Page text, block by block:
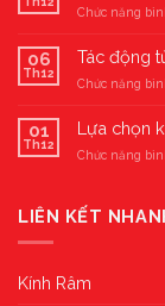
Chức năng
06
Th12
Tác động
Chức năng
01
Th12
Lựa chọn
Chức năng
LIÊN KẾT
Kính Râm